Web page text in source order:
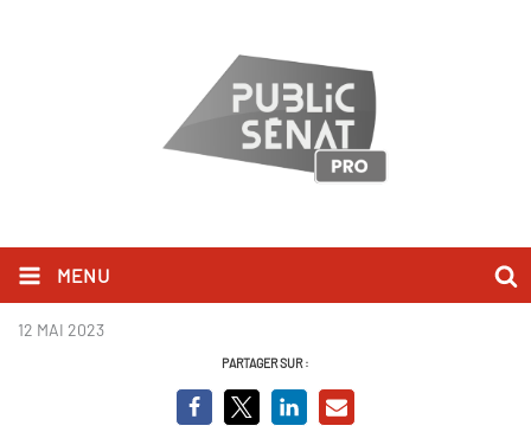
MENU
Maternité : le grand saut
12 MAI 2023
PARTAGER SUR :